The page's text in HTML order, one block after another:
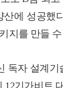
산에 성공했
지를 만들
독자 설계
기가비트